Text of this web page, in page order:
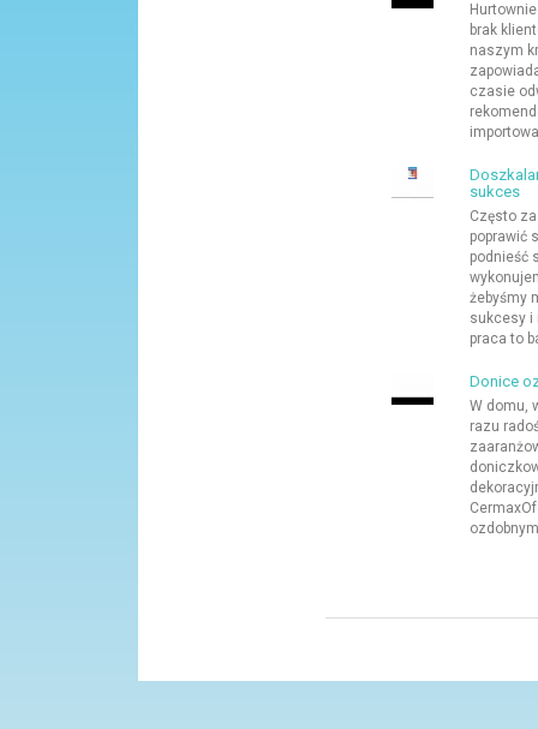
brak
naszym
czasie
sukces
Często
poprawić
podnieść
żebyśmy
sukcesy i
praca to
Donice
W domu,
razu